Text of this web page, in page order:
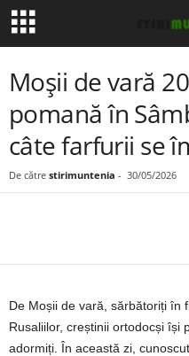
Moșii de vară
pomană în
câte farfurii se
De către stirimuntenia - 30/05/2026
De Moșii de vară, sărbătoriți în
Rusaliilor, creștinii ortodocși își
adormiți. În această zi,